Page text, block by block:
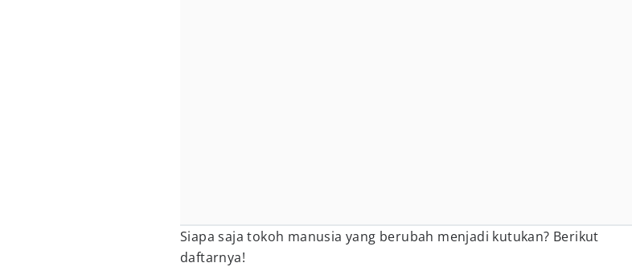
Siapa saja tokoh manusia yang berubah menjadi kutukan? Berikut
daftarnya!